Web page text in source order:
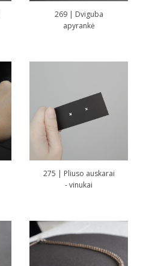
269 | Dviguba
apyrankė
275 | Pliuso auskarai
- vinukai